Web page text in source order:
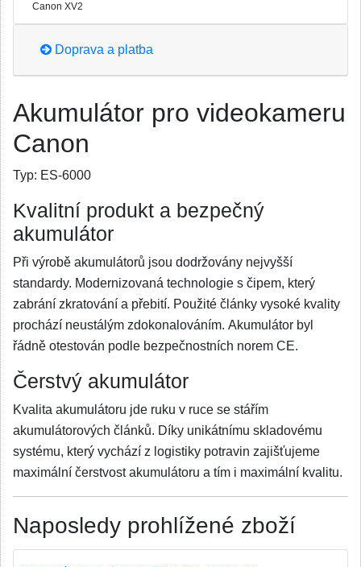
Canon XV2
Doprava a platba
Akumulátor pro videokameru
Canon
Typ: ES-6000
Kvalitní produkt a bezpečný
akumulátor
Při výrobě akumulátorů jsou dodržovány nejvyšší
standardy. Modernizovaná technologie s čipem, který
zabrání zkratování a přebití. Použité články vysoké kvality
prochází neustálým zdokonalováním. Akumulátor byl
řádně otestován podle bezpečnostních norem CE.
Čerstvý akumulátor
Kvalita akumulátoru jde ruku v ruce se stářím
akumulátorových článků. Díky unikátnímu skladovému
systému, který vychází z logistiky potravin zajišťujeme
maximální čerstvost akumulátoru a tím i maximální kvalitu.
Naposledy prohlížené zboží